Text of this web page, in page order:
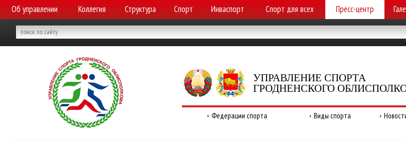
Об управлении Коллегия Структура Спорт Инваспорт Спорт для всех Пресс-центр
УПРАВЛЕНИЕ СПОРТА
ГРОДНЕНСКОГО
Федерации спорта Виды спорта